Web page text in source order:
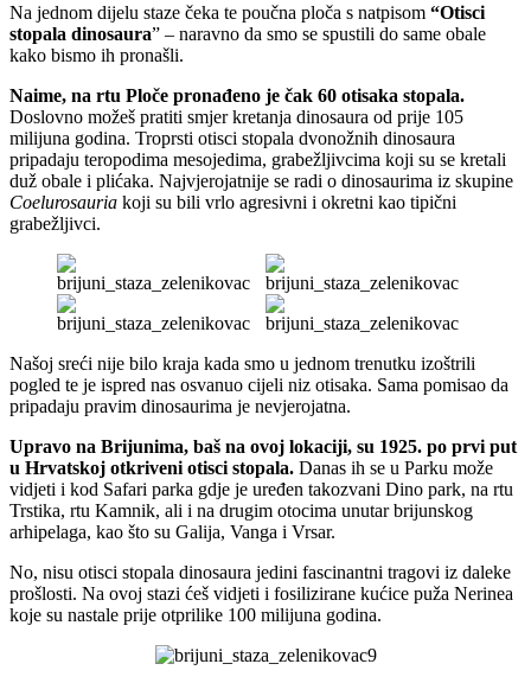
Na jednom dijelu staze čeka te poučna ploča s natpisom “Otisci
stopala dinosaura” – naravno da smo se spustili do same obale
kako bismo ih pronašli.
Naime, na rtu Ploče pronađeno je čak 60 otisaka stopala.
Doslovno možeš pratiti smjer kretanja dinosaura od prije 105
milijuna godina. Troprsti otisci stopala dvonožnih dinosaura
pripadaju teropodima mesojedima, grabežljivcima koji su se kretali
duž obale i plićaka. Najvjerojatnije se radi o dinosaurima iz skupine
Coelurosauria koji su bili vrlo agresivni i okretni kao tipični
grabežljivci.
Našoj sreći nije bilo kraja kada smo u jednom trenutku izoštrili
pogled te je ispred nas osvanuo cijeli niz otisaka. Sama pomisao da
pripadaju pravim dinosaurima je nevjerojatna.
Upravo na Brijunima, baš na ovoj lokaciji, su 1925. po prvi put
u Hrvatskoj otkriveni otisci stopala. Danas ih se u Parku može
vidjeti i kod Safari parka gdje je uređen takozvani Dino park, na rtu
Trstika, rtu Kamnik, ali i na drugim otocima unutar brijunskog
arhipelaga, kao što su Galija, Vanga i Vrsar.
No, nisu otisci stopala dinosaura jedini fascinantni tragovi iz daleke
prošlosti. Na ovoj stazi ćeš vidjeti i fosilizirane kućice puža Nerinea
koje su nastale prije otprilike 100 milijuna godina.